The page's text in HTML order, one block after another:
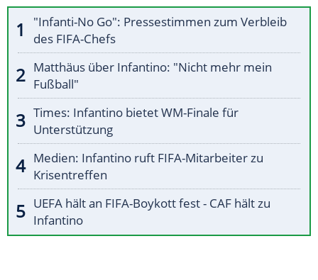
"Infanti-No Go": Pressestimmen zum Verbleib
des FIFA-Chefs
Matthäus über Infantino: "Nicht mehr mein
Fußball"
Times: Infantino bietet WM-Finale für
Unterstützung
Medien: Infantino ruft FIFA-Mitarbeiter zu
Krisentreffen
UEFA hält an FIFA-Boykott fest - CAF hält zu
Infantino